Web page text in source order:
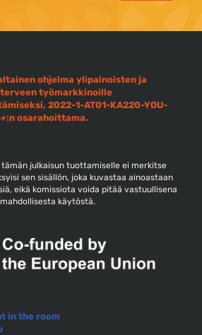
in the room
ohjelma ylipainoisten ja
työmarkkinoille
2022-1-AT01-KA220-YOU-
osarahoittama.
tämän julkaisun tuottamiselle ei merkitse
sen sisällön, joka kuvastaa ainoastaan
eikä komissiota voida pitää vastuullisena
käytöstä.